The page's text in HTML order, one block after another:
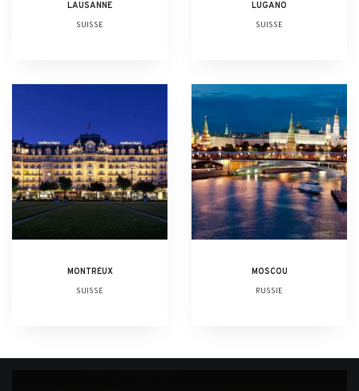
LAUSANNE
SUISSE
LUGANO
SUISSE
MONTREUX
SUISSE
MOSCOU
RUSSIE